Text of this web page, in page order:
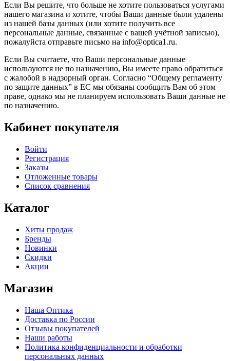
Если Вы решите, что больше не хотите пользоваться услугами
нашего магазина и хотите, чтобы Ваши данные были удалены
из нашей базы данных (или хотите получить все
персональные данные, связанные с вашей учётной записью),
пожалуйста отправьте письмо на info@optica1.ru.
Если Вы считаете, что Ваши персональные данные
используются не по назначению, Вы имеете право обратиться
с жалобой в надзорный орган. Согласно “Общему регламенту
по защите данных” в ЕС мы обязаны сообщить Вам об этом
праве, однако мы не планируем использовать Ваши данные не
по назначению.
Кабинет покупателя
Войти
Регистрация
Заказы
Отложенные товары
Список сравнения
Каталог
Хиты продаж
Бренды
Новинки
Скидки
Акции
Магазин
Наша Оптика
Доставка по России
Отзывы покупателей
Наши работы
Политика конфиденциальности и обработки
персональных данных